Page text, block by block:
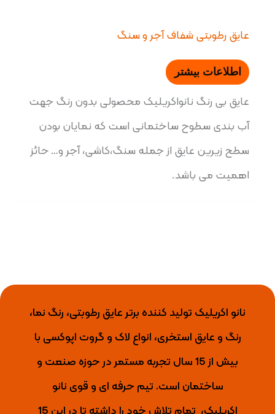
عایق رطوبتی شفاف آجر و سنگ
اطلاعات بیشتر
عایق بی رنگ نانواکریلیک محصولی بدون رنگ جهت
آب بندی سطوح ساختمانی است که نمایان بودن
سطح زیرین عایق از جمله سنگ،کاشی، آجر و… حائز
اهمیت می باشد.
نانو اکریلیک تولید کننده برتر عایق رطوبتی، رنگ نما،
رنگ و عایق استخری، انواع لاک و گروت اپوکسی با
بیش از 15 سال تجربه مستمر در حوزه صنعت و
ساختمان است. تیم حرفه ای و قوی نانو